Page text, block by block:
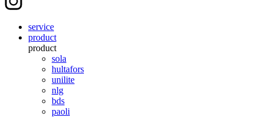
service
product
product
sola
hultafors
unilite
nlg
bds
paoli